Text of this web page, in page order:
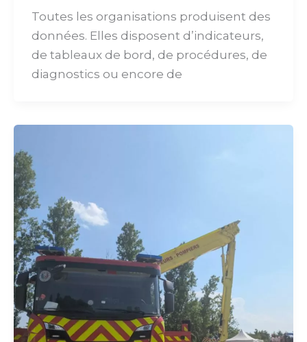
Toutes les organisations produisent des
données. Elles disposent d’indicateurs,
de tableaux de bord, de procédures, de
diagnostics ou encore de